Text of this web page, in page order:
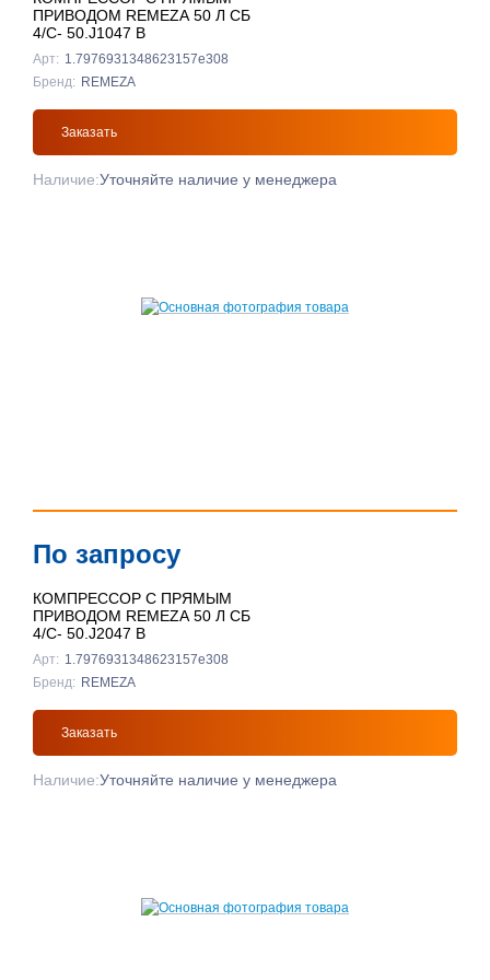
ПРИВОДОМ REMEZA 50 Л СБ
4/С- 50.J1047 B
Арт: 1.7976931348623157e308
Бренд: REMEZA
Заказать
Наличие:Уточняйте наличие у менеджера
По запросу
КОМПРЕССОР С ПРЯМЫМ
ПРИВОДОМ REMEZA 50 Л СБ
4/С- 50.J2047 B
Арт: 1.7976931348623157e308
Бренд: REMEZA
Заказать
Наличие:Уточняйте наличие у менеджера